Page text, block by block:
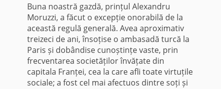
Buna noastră gazdă, prințul Alexandru
Moruzzi, a făcut o excepție onorabilă de la
această regulă generală. Avea aproximativ
treizeci de ani, însoțise o ambasadă turcă la
Paris și dobândise cunoștințe vaste, prin
frecventarea societăților învățate din
capitala Franței, cea la care afli toate virtuțile
sociale; a fost cel mai afectuos dintre soți și